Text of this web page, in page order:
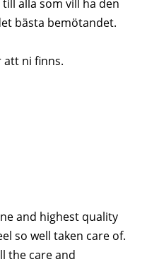
alla som vill ha den
bästa bemötandet.
att ni finns.
and highest quality
so well taken care of.
the care and